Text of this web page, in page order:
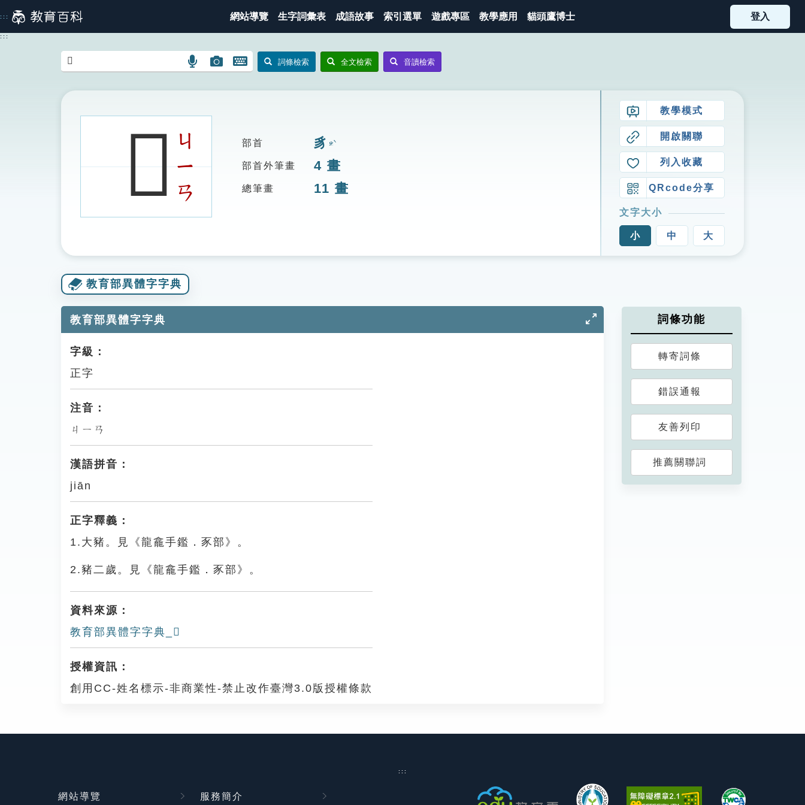
到
主
::: 網站導覽 生字詞彙表 成語故事 索引選單 遊戲專區 教學應用 貓頭鷹博士 登入
:::
語
搜
圖
圖
搜
開
鍵
詞條檢索 全文檢索 音讀檢索
𧲨ㄐ
ㄧ
ㄢ
部首 豸 ㄓˋ
部首外筆畫 4 畫
總筆畫 11 畫
教學模式
開啟關聯
列入收藏
QRcode分享
文字大小
小 中 大
教育部異體字字典
教育部異體字字典
字級：
正字
注音：
ㄐㄧㄢ
漢語拼音：
jiān
正字釋義：
1.大豬。見《龍龕手鑑．豕部》。
2.豬二歲。見《龍龕手鑑．豕部》。
資料來源：
教育部異體字字典_𧲨
授權資訊：
創用CC-姓名標示-非商業性-禁止改作臺灣3.0版授權條款
詞條功能
轉寄詞條
錯誤通報
友善列印
推薦關聯詞
:::
網站導覽 服務簡介